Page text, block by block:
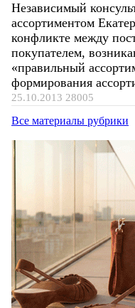
Независимый
ассортиментом
конфликте между
покупателем,
«правильный
формирования
25.10.2013 28005
Все материалы рубрики